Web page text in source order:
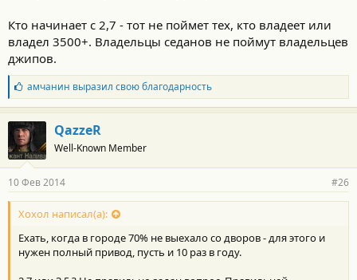
Кто начинает с 2,7 - тот не поймет тех, кто владеет или
владел 3500+. Владельцы седанов не поймут владельцев
джипов.
Б
л
а
г
о
д
а
н
о
с
и
:
амчанин выразил свою благодарность
QazzeR
Well-Known Member
10 Фев 2014 #26
Хохол написал(а):
Ехать, когда в городе 70% не выехало со дворов - для этого и
нужен полный привод, пусть и 10 раз в году.